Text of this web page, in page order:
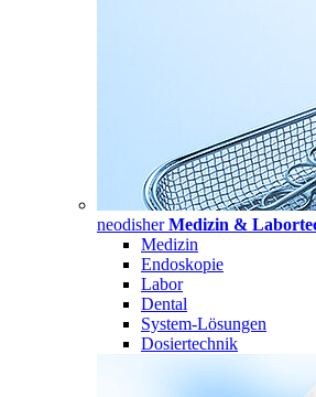
neodisherMedizin &
Medizin
Endoskopie
Labor
Dental
System-Lösungen
Dosiertechnik